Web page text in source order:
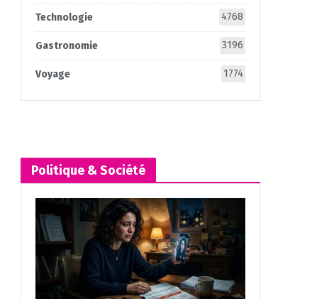
Technologie 4768
Gastronomie 3196
Voyage 1774
Politique & Société